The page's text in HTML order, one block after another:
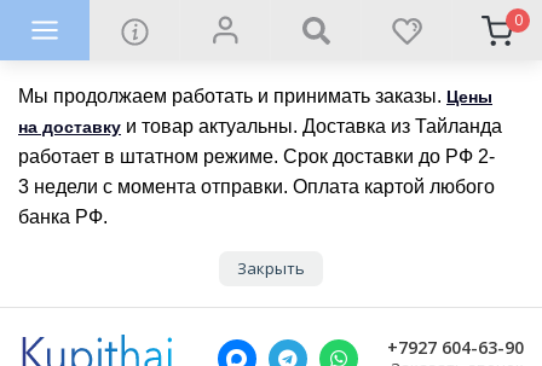
Мы продолжаем работать и принимать заказы. Цены
на доставку и товар актуальны. Доставка из Тайланда
работает в штатном режиме. Срок доставки до РФ 2-
3 недели с момента отправки. Оплата картой любого
банка РФ.
Закрыть
0
+7927 604-63-90